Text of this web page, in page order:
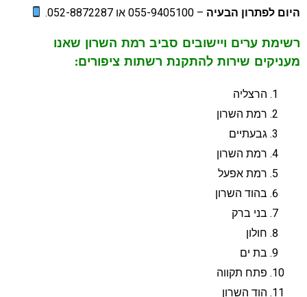
לפתרון הבעיה– 055-9405100 או 052-8872287.
ערים ויישובים סביב רמת השרון שאנו
שירות להתקנת רשתות ציפורים:
הרצליה
רמת השרון
גבעתיים
רמת השרון
רמת אפעל
בהוד השרון
בני ברק
חולון
בת ים
פתח תקווה
הוד השרון